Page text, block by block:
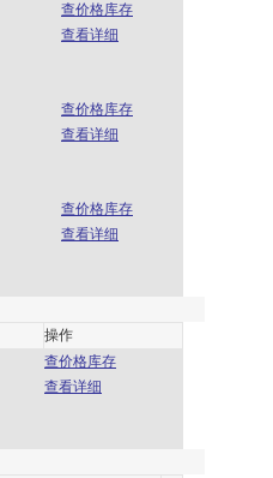
查价格库存
查看详细
查价格库存
查看详细
查价格库存
查看详细
操作
查价格库存
查看详细